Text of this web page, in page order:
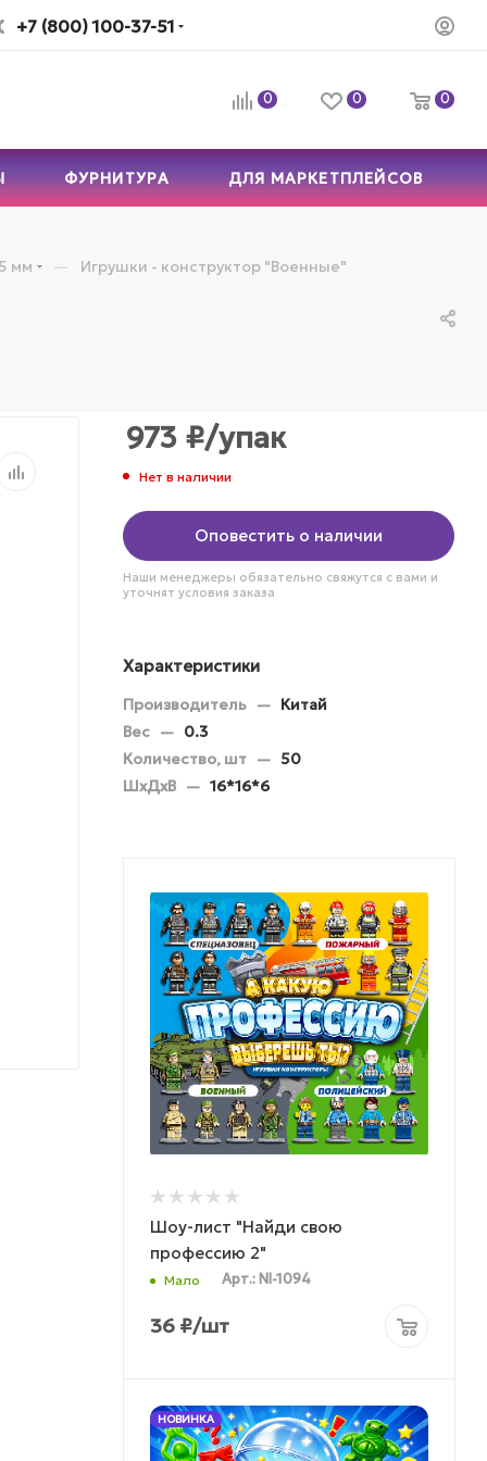
+7 (800) 100-37-51
0 0 0
ФУРНИТУРА ДЛЯ МАРКЕТПЛЕЙСОВ
мм — Игрушки - конструктор "Военные"
973 ₽/упак
Нет в наличии
Оповестить о наличии
Наши менеджеры обязательно свяжутся с вами и
уточнят условия заказа
Характеристики
Производитель — Китай
Вес — 0.3
Количество, шт — 50
ШхДхВ — 16*16*6
Шоу-лист "Найди свою
профессию 2"
Мало Арт.: NI-1094
36 ₽/шт
НОВИНКА